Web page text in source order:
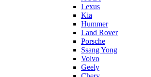
Lexus
Kia
Hummer
Land Rover
Porsche
Ssang Yong
Volvo
Geely